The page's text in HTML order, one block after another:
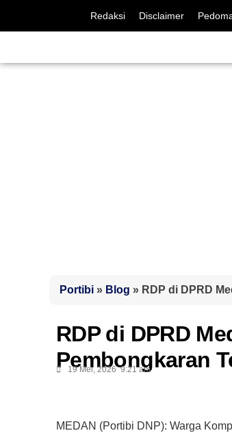
Redaksi Disclaimer
Portibi » Blog » ‎RDP di DPRD
‎RDP di DPRD
Pembongkaran
19 Mei, 2026 9:21 am
‎MEDAN (Portibi DNP): Warga